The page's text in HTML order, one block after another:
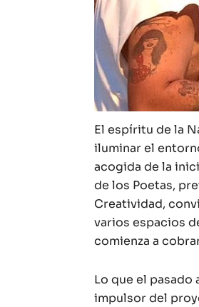
El espíritu de la
iluminar el
acogida de la
de los Poetas,
Creatividad,
varios espacios
comienza a
Lo que el pasado
impulsor del